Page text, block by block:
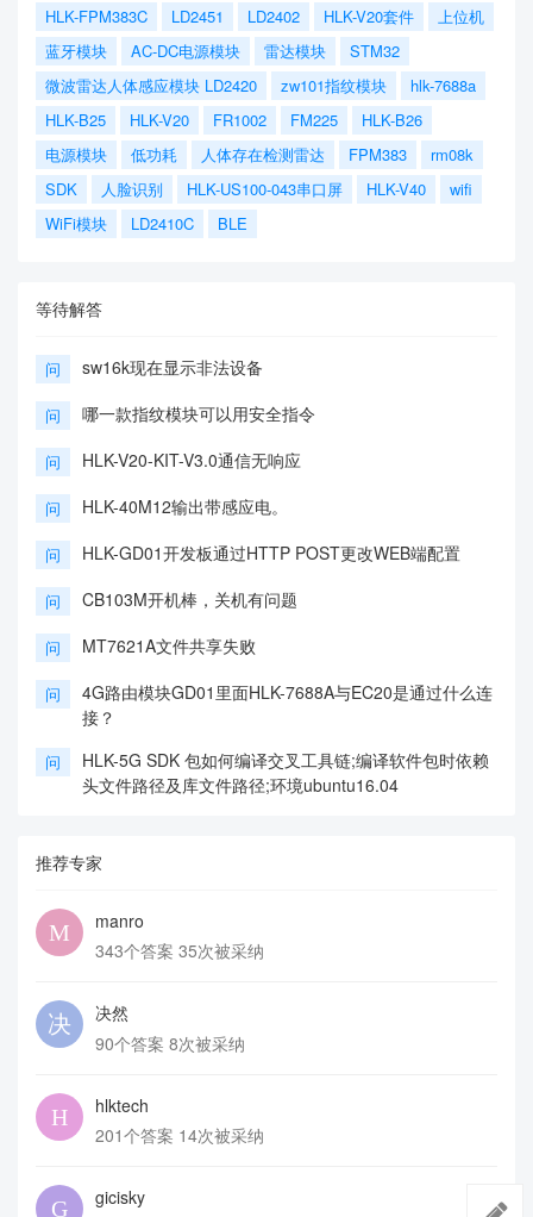
HLK-FPM383C
LD2451 LD2402 HLK-V20套件
上位机
蓝牙模块
AC-DC电源模块 雷达模块
STM32
微波雷达人体感应模块 LD2420
zw101指纹模块
hlk-7688a
HLK-B25
HLK-V20 FR1002 FM225
HLK-B26
电源模块
低功耗 人体存在检测雷达 FPM383
rm08k
SDK
人脸识别 HLK-US100-043串口屏 HLK-V40
wifi
WiFi模块
LD2410C BLE
等待解答
问 sw16k现在显示非法设备
问 哪一款指纹模块可以用安全指令
问 HLK-V20-KIT-V3.0通信无响应
问 HLK-40M12输出带感应电。
问 HLK-GD01开发板通过HTTP POST更改WEB端配置
问 CB103M开机棒，关机有问题
问 MT7621A文件共享失败
问
4G路由模块GD01里面HLK-7688A与EC20是通过什么连
接？
问
HLK-5G SDK 包如何编译交叉工具链;编译软件包时依赖
头文件路径及库文件路径;环境ubuntu16.04
推荐专家
manro
343个答案 35次被采纳
决然
90个答案 8次被采纳
hlktech
201个答案 14次被采纳
gicisky